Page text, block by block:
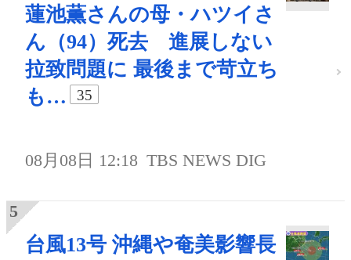
蓮池薫さんの母・ハツイさ
ん（94）死去 進展しない
拉致問題に 最後まで苛立ち
も…
35
08月08日 12:18 TBS NEWS DIG
台風13号 沖縄や奄美影響長